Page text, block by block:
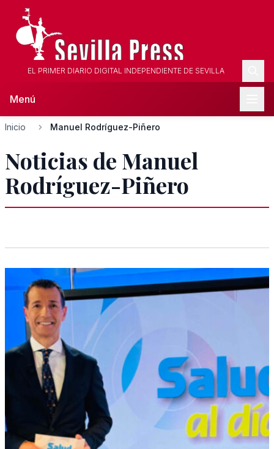
EL PRIMER DIARIO DIGITAL INDEPENDIENTE DE SEVILLA
Menú
Inicio Manuel Rodríguez-Piñero
Noticias de Manuel
Rodríguez-Piñero